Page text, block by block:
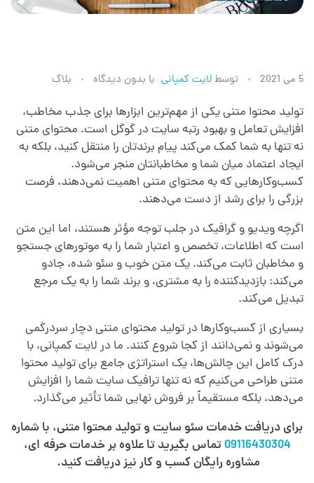
ت
و
ل
ی
د
م
ح
ت
و
ا
5 می 2021 توسطلایت کمپانی با بدون دیدگاه بلاگ
تولید محتوا متنی یکی از مهم‌ترین ابزارها برای جذب مخاطب،
افزایش تعامل و بهبود رتبه سایت در گوگل است. محتوای متنی
نه تنها به شما کمک می‌کند پیام برندتان را منتقل کنید، بلکه به
ایجاد اعتماد میان شما و مخاطبانتان منجر می‌شود.
کسب‌وکارهایی که به محتوای متنی اهمیت نمی‌دهند، فرصت
بزرگی را برای رشد از دست می‌دهند.
اگرچه ویدیو و گرافیک در جلب توجه مؤثر هستند، اما این متن
است که اطلاعات، تخصص و اعتبار شما را به موتورهای جستجو
و مخاطبان ثابت می‌کند. یک متن خوب و سئو شده، جادو
می‌کند: بازدیدکننده را به مشتری، و برند شما را به یک مرجع
تبدیل می‌کند.
بسیاری از کسب‌وکارها در تولید محتوای متنی دچار سردرگمی
می‌شوند و نمی‌دانند از کجا شروع کنند. ما در لایت کمپانی، با
درک کامل این چالش‌ها، یک استراتژی جامع برای تولید محتوا
متنی طراحی می‌کنیم که نه تنها ترافیک سایت شما را افزایش
می‌دهد، بلکه مستقیماً بر فروش نهایی شما تأثیر می‌گذارد.
برای دریافت خدمات سئو سایت و تولید محتوا متنی، با شماره
09116430304تماس بگیرید تا علاوه بر خدمات حرفه ای،
مشاوره رایگان کسب و کار نیز دریافت کنید.